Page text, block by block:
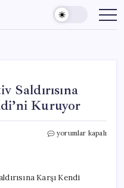
Saldırısına
Kuruyor
İtalya,
Karşı
Kendi
yorumlar kapalı